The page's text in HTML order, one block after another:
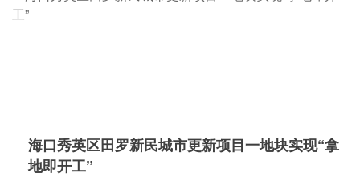
海口秀英区田罗新民城市更新项目一地块实现“拿
地即开工”